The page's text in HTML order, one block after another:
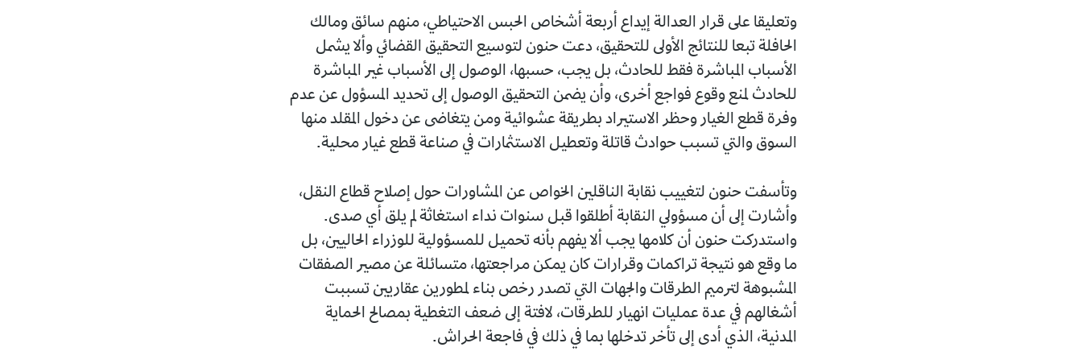
وتعليقا على قرار العدالة إيداع أربعة أشخاص الحبس الاحتياطي، منهم سائق ومالك
الحافلة تبعا للنتائج الأولى للتحقيق، دعت حنون لتوسيع التحقيق القضائي وألا يشمل
الأسباب المباشرة فقط للحادث، بل يجب، حسبها، الوصول إلى الأسباب غير المباشرة
للحادث لمنع وقوع فواجع أخرى، وأن يضمن التحقيق الوصول إلى تحديد المسؤول عن عدم
وفرة قطع الغيار وحظر الاستيراد بطريقة عشوائية ومن يتغاضى عن دخول المقلد منها
السوق والتي تسبب حوادث قاتلة وتعطيل الاستثمارات في صناعة قطع غيار محلية.
وتأسفت حنون لتغييب نقابة الناقلين الخواص عن المشاورات حول إصلاح قطاع النقل،
وأشارت إلى أن مسؤولي النقابة أطلقوا قبل سنوات نداء استغاثة لم يلق أي صدى.
واستدركت حنون أن كلامها يجب ألا يفهم بأنه تحميل للمسؤولية للوزراء الحاليين، بل
ما وقع هو نتيجة تراكمات وقرارات كان يمكن مراجعتها، متسائلة عن مصير الصفقات
المشبوهة لترميم الطرقات والجهات التي تصدر رخص بناء لمطورين عقاريين تسببت
أشغالهم في عدة عمليات انهيار للطرقات، لافتة إلى ضعف التغطية بمصالح الحماية
المدنية، الذي أدى إلى تأخر تدخلها بما في ذلك في فاجعة الحراش.